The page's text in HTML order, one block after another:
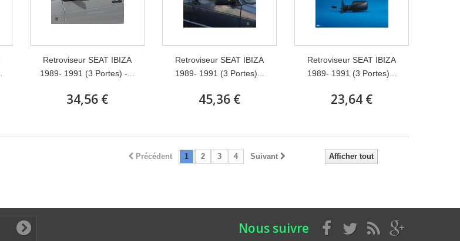
Retroviseur SEAT IBIZA
1989- 1991 (3 Portes) -...
34,56 €
Retroviseur SEAT IBIZA
1989- 1991 (3 Portes)...
45,36 €
Retroviseur SEAT IBIZA
1989- 1991 (3 Portes)...
23,64 €
Afficher tout
Précédent 1 2 3 4 Suivant
Nous suivre